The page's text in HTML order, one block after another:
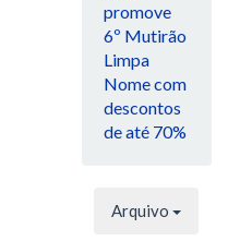
promove
6º Mutirão
Limpa
Nome com
descontos
de até 70%
Arquivo